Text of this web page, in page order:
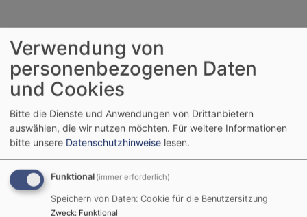
Gotthard,
Thalmässing
Münchner Straße 9
Dekanat
Weißenburg-
Kirchenkreis
Nürnberg
Thalmässing
Münchner Straße 7
Mail:
pfarramt.thalmaessing@elkb.de
Webseite
Öffnungszeiten:
Verwendung von
personenbezogenen Daten
und Cookies
Bitte die Dienste und Anwendungen von Drittanbietern
auswählen, die wir nutzen möchten. Für weitere Informationen
bitte unsere Datenschutzhinweise lesen.
Funktional (immer erforderlich)
Speichern von Daten: Cookie für die Benutzersitzung
Zweck: Funktional